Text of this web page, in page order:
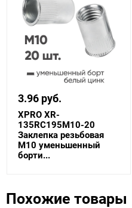
3.96 руб.
XPRO XR-
135RC195M10-20
Заклепка резьбовая
M10 уменьшенный
борти...
Похожие товары